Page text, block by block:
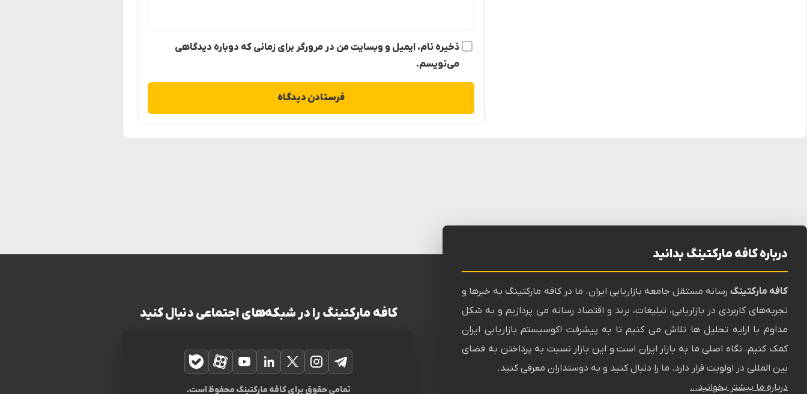
ذخیره نام، ایمیل و وبسایت من در مرورگر برای زمانی که دوباره دیدگاهی
می‌نویسم.
درباره کافه مارکتینگ بدانید
کافه مارکتینگ رسانه‌ مستقل جامعه بازاریابی ایران. ما در کافه مارکتینگ به خبرها و
تجربه‌های کاربردی در بازاریابی، تبلیغات، برند و اقتصاد رسانه می پردازیم و به شکل
مداوم با ارایه تحلیل ها تلاش می کنیم تا به پیشرفت اکوسیستم بازاریابی ایران
کمک کنیم. نگاه اصلی ما به بازار ایران است و این بازار نسبت به پرداختن به فضای
بین المللی در اولویت قرار دارد. ما را دنبال کنید و به دوستداران معرفی کنید.
درباره ما بیشتر بخوانید…
کافه مارکتینگ را در شبکه‌های اجتماعی دنبال کنید
تلگراماینستاگرامایکسلینکدینیوتیوبآپاراتبله
تمامی حقوق برای کافه مارکتینگ محفوظ است.